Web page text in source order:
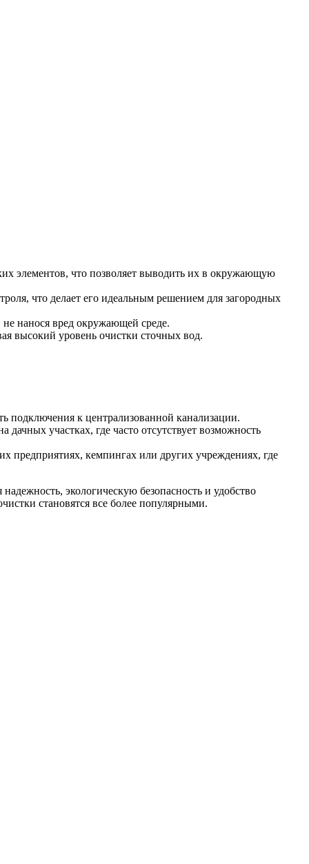
элементов, что позволяет выводить их в окружающую
что делает его идеальным решением для загородных
не нанося вред окружающей среде.
высокий уровень очистки сточных вод.
подключения к централизованной канализации.
участках, где часто отсутствует возможность
предприятиях, кемпингах или других учреждениях, где
экологическую безопасность и удобство
становятся все более популярными.